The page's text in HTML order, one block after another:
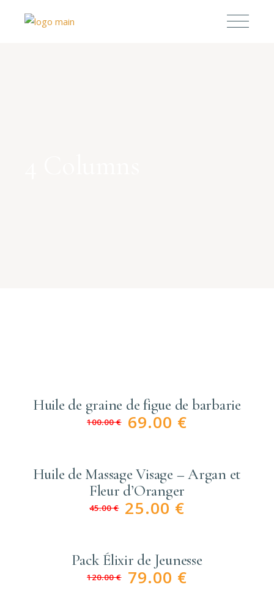
Huile de graine de figue de barbarie
100.00€ 69.00 €
Huile de Massage Visage – Argan et
Fleur d’Oranger
45.00€ 25.00 €
Pack Élixir de Jeunesse
120.00€ 79.00 €